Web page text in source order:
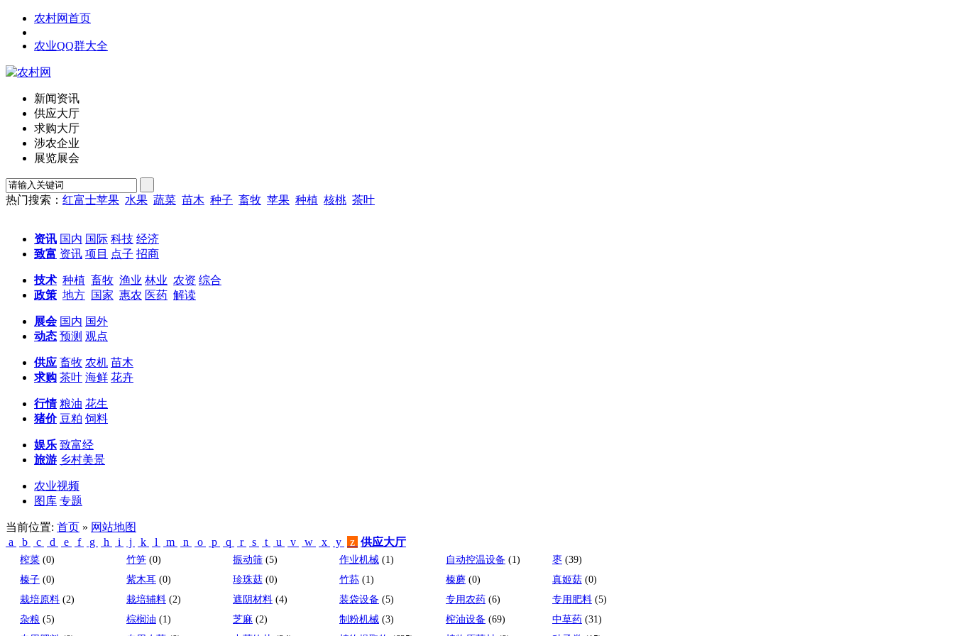
农村网首页
农业QQ群大全
新闻资讯
供应大厅
求购大厅
涉农企业
展览展会
热门搜索： 红富士苹果 水果 蔬菜 苗木 种子 畜牧 苹果 种植 核桃 茶叶
资讯 国内 国际 科技 经济
致富 资讯 项目 点子 招商
技术 种植 畜牧 渔业 林业 农资 综合
政策 地方 国家 惠农 医药 解读
展会 国内 国外
动态 预测 观点
供应 畜牧 农机 苗木
求购 茶叶 海鲜 花卉
行情 粮油 花生
猪价 豆粕 饲料
娱乐 致富经
旅游 乡村美景
农业视频
图库 专题
当前位置: 首页 » 网站地图
a
b c d e f g h i j k l m n o p q r s t u v w x y z 供应大厅
榨菜 (0) 竹笋 (0) 振动筛 (5) 作业机械 (1) 自动控温设备 (1) 枣 (39)
榛子 (0) 紫木耳 (0) 珍珠菇 (0) 竹荪 (1) 榛蘑 (0) 真姬菇 (0)
栽培原料 (2) 栽培辅料 (2) 遮阴材料 (4) 装袋设备 (5) 专用农药 (6) 专用肥料 (5)
杂粮 (5) 棕榈油 (1) 芝麻 (2) 制粉机械 (3) 榨油设备 (69) 中草药 (31)